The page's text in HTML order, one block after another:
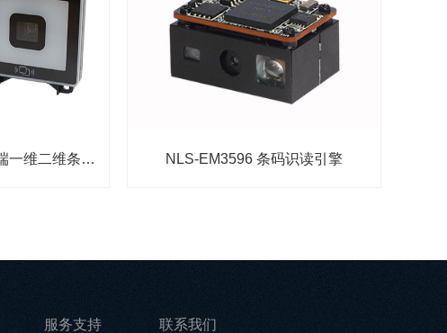
新大陆EM28智能终端一维二维条码扫描模块 NLS-EM3596 条码识读引擎
服务支持 联系我们